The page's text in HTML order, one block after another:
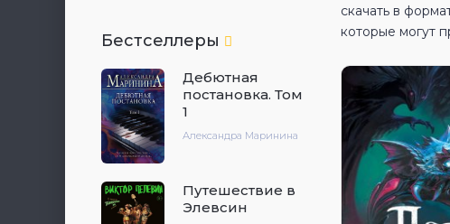
Бестселлеры
Дебютная
постановка. Том
1
Александра Маринина
Путешествие в
Элевсин
скачать в
которые могут